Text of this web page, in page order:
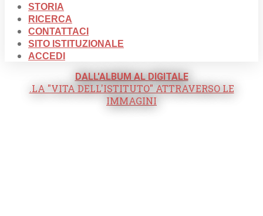
STORIA
RICERCA
CONTATTACI
SITO ISTITUZIONALE
ACCEDI
DALL'ALBUM AL DIGITALE
.LA "VITA DELL'ISTITUTO" ATTRAVERSO LE
IMMAGINI